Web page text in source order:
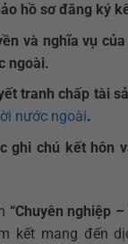
hồ sơ đăng ký
và nghĩa vụ
ngoài.
tranh chấp tài
nước ngoài.
ghi chú kết hôn
“Chuyên nghiệp
kết mang đến